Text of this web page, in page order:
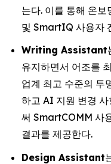
는다. 이를 통해 온
및 SmartIQ 사용자
Writing Assistant
유지하면서 어조를
업계 최고 수준의 투
하고 AI 지원 변경
써 SmartCOMM 사
결과를 제공한다.
Design Assistant